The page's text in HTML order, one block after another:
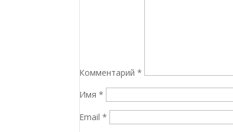
Комментарий*
Имя*
Email*